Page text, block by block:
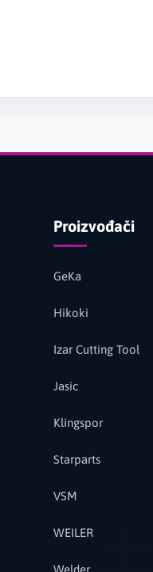
Proizvođači
GeKa
Hikoki
Izar Cutting Tool
Jasic
Klingspor
Starparts
VSM
WEILER
Welder